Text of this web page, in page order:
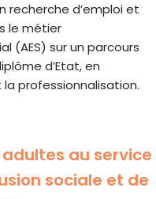
recherche d’emploi et
le métier
(AES) sur un parcours
d’Etat, en
professionnalisation.
au service
sociale et de